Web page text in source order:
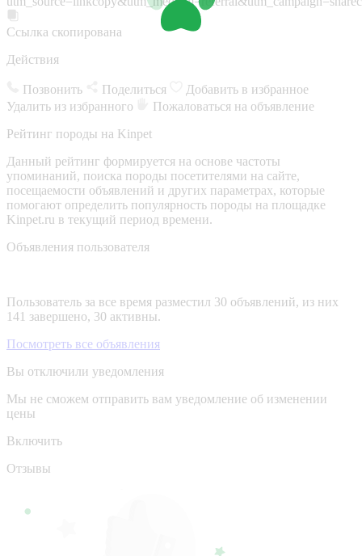
Ссылка скопирована
Действия
Позвонить Поделиться
Добавить в избранное
Удалить из избранного
Пожаловаться на объявление
Рейтинг породы на Kinpet
Данный рейтинг формируется на основе частоты
упоминаний, поиска породы посетителями на сайте,
посещаемости объявлений и других параметрах, которые
помогают определить популярность породы на площадке
Kinpet.ru в текущий период времени.
Объявления пользователя
Пользователь за все время разместил 30 объявлений, из них
141 завершено, 30 активны.
Посмотреть все объявления
Вы отключили уведомления
Мы не сможем отправить вам уведомление об изменении
цены
Включить
Отзывы